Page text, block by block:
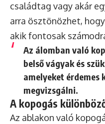
családtag vagy akár
arra ösztönözhet,
akik fontosak
Az álomban való
belső vágyak és
amelyeket érdemes
megvizsgálni.
A kopogás
Az ablakon való